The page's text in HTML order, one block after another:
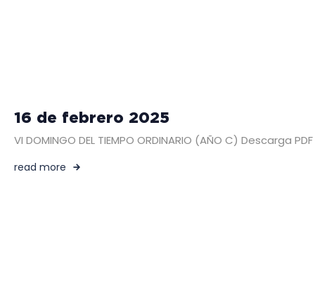
16 de febrero 2025
VI DOMINGO DEL TIEMPO ORDINARIO (AÑO C) Descarga
read more